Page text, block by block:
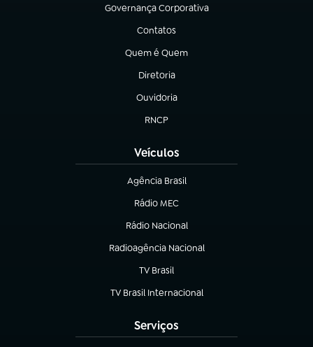
Governança Corporativa
(abre em nova aba)
Contatos
(abre em nova aba)
Quem é Quem
(abre em nova aba)
Diretoria
(abre em nova aba)
Ouvidoria
(abre em nova aba)
RNCP
(abre em nova aba)
Veículos
Agência Brasil
(abre em nova aba)
Rádio MEC
(abre em nova aba)
Rádio Nacional
Radioagência Nacional
(abre em nova aba)
TV Brasil
(abre em nova aba)
TV Brasil Internacional
(abre em nova aba)
Serviços